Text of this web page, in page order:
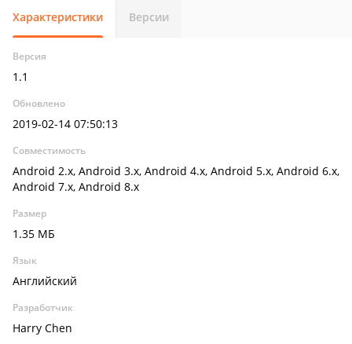
Характеристики Версии
Версия
1.1
Обновлено
2019-02-14 07:50:13
Совместимость
Android 2.x, Android 3.x, Android 4.x, Android 5.x, Android 6.x,
Android 7.x, Android 8.x
Размер
1.35 МБ
Язык
Английский
Разработчик
Harry Chen